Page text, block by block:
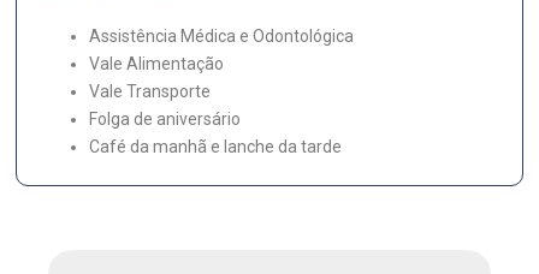
Assistência Médica e Odontológica
Vale Alimentação
Vale Transporte
Folga de aniversário
Café da manhã e lanche da tarde